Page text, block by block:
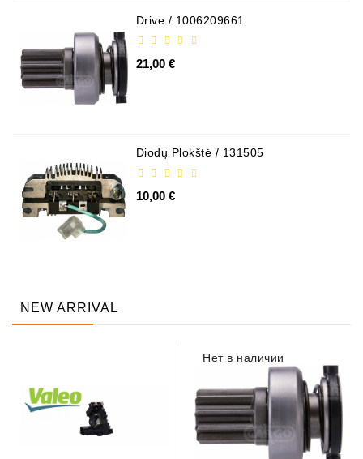
Drive / 1006209661
21,00 €
Diodų Plokštė / 131505
10,00 €
NEW ARRIVAL
Нет в наличии